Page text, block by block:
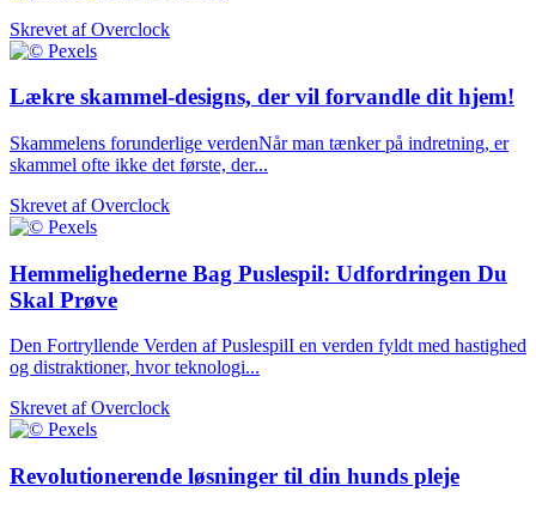
Skrevet afOverclock
Lækre skammel-designs, der vil forvandle dit hjem!
Skammelens forunderlige verdenNår man tænker på indretning, er
skammel ofte ikke det første, der...
Skrevet afOverclock
Hemmelighederne Bag Puslespil: Udfordringen Du
Skal Prøve
Den Fortryllende Verden af PuslespilI en verden fyldt med hastighed
og distraktioner, hvor teknologi...
Skrevet afOverclock
Revolutionerende løsninger til din hunds pleje